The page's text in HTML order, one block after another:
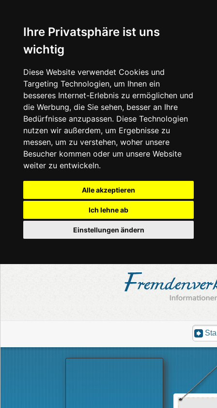
Ihre Privatsphäre ist uns
wichtig
Diese Website verwendet Cookies und
Targeting Technologien, um Ihnen ein
besseres Internet-Erlebnis zu ermöglichen und
die Werbung, die Sie sehen, besser an Ihre
Bedürfnisse anzupassen. Diese Technologien
nutzen wir außerdem, um Ergebnisse zu
messen, um zu verstehen, woher unsere
Besucher kommen oder um unsere Website
weiter zu entwickeln.
Alle akzeptieren
Ich lehne ab
Einstellungen ändern